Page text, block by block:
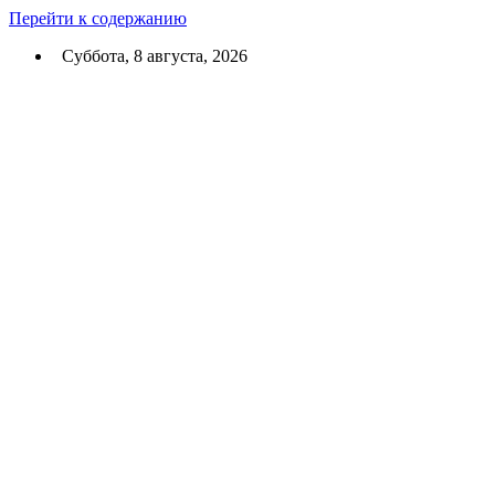
Перейти к содержанию
Суббота, 8 августа, 2026